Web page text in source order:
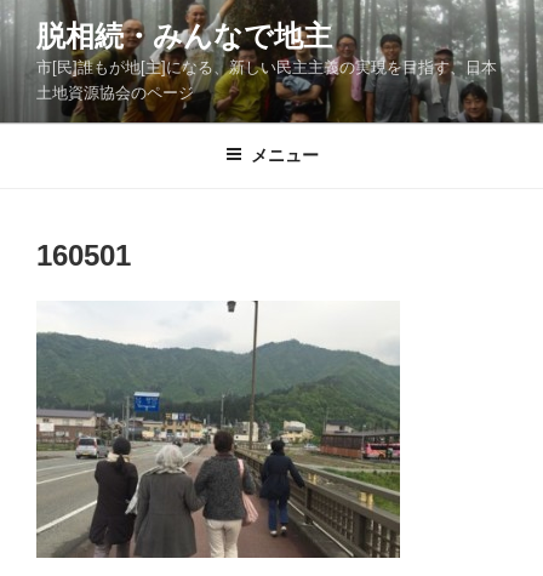
コ
ツ
脱相続・みんなで地主
市[民]誰もが地[主]になる、新しい民主主義の実現を目指す、日本
土地資源協会のページ
メニュー
160501